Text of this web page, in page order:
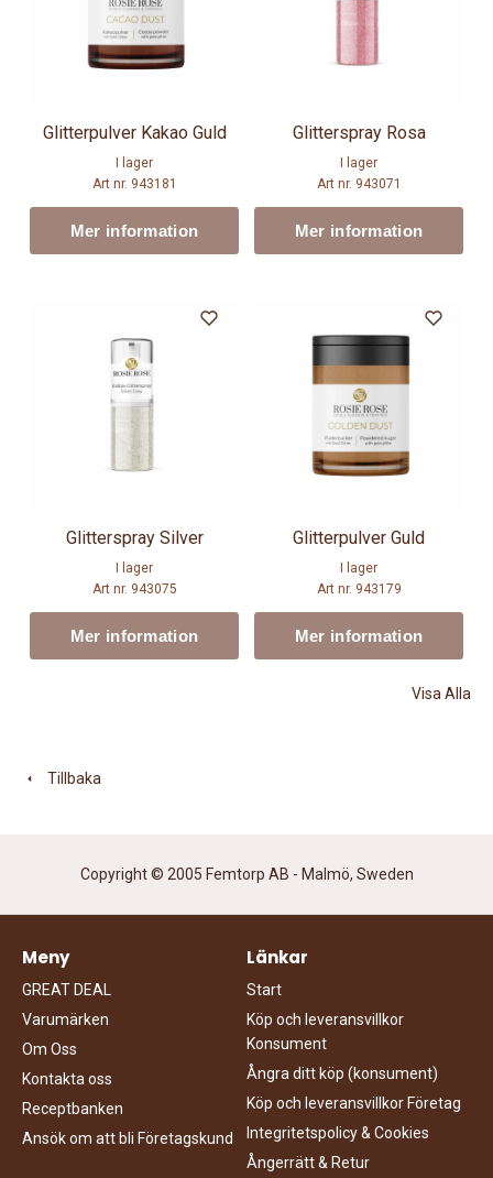
Glitterpulver Kakao Guld
I lager
Art nr. 943181
Mer information
Glitterspray Rosa
I lager
Art nr. 943071
Mer information
Glitterspray Silver
I lager
Art nr. 943075
Mer information
Glitterpulver Guld
I lager
Art nr. 943179
Mer information
Visa Alla
Tillbaka
Copyright © 2005 Femtorp AB - Malmö, Sweden
Meny
GREAT DEAL
Varumärken
Om Oss
Kontakta oss
Receptbanken
Ansök om att bli Företagskund
Länkar
Start
Köp och leveransvillkor
Konsument
Ångra ditt köp (konsument)
Köp och leveransvillkor Företag
Integritetspolicy & Cookies
Ångerrätt & Retur